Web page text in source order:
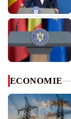
ECONOMIE